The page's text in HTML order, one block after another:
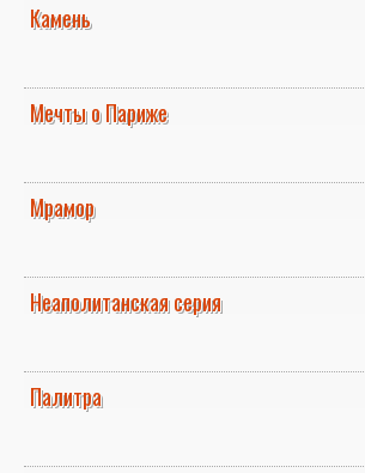
Камень
Мечты о Париже
Мрамор
Неаполитанская серия
Палитра